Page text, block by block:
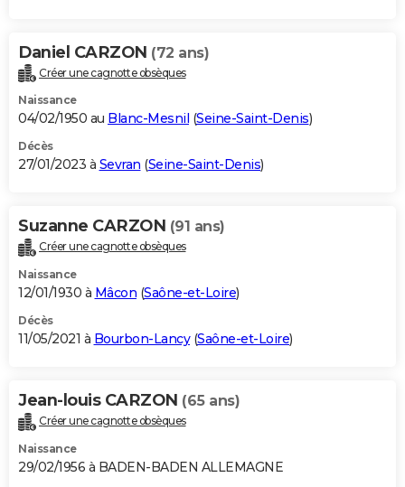
Daniel CARZON (72 ans)
Créer une cagnotte obsèques
Naissance
04/02/1950 au Blanc-Mesnil (Seine-Saint-Denis)
Décès
27/01/2023 à Sevran (Seine-Saint-Denis)
Suzanne CARZON (91 ans)
Créer une cagnotte obsèques
Naissance
12/01/1930 à Mâcon (Saône-et-Loire)
Décès
11/05/2021 à Bourbon-Lancy(Saône-et-Loire)
Jean-louis CARZON (65 ans)
Créer une cagnotte obsèques
Naissance
29/02/1956 à BADEN-BADEN ALLEMAGNE